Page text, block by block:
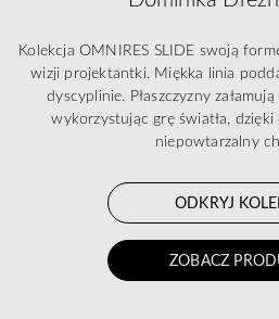
Kolekcja OMNIRES SLIDE swoją
wizji projektantki. Miękka linia
dyscyplinie. Płaszczyzny
wykorzystując grę światła, dzięki
niepowtarzalny
ODKRYJ
ZOBACZ